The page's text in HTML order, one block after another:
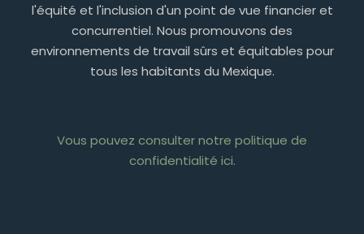
l'équité et l'inclusion d'un point de vue financier et
concurrentiel. Nous promouvons des
environnements de travail sûrs et équitables pour
tous les habitants du Mexique.
Vous pouvez consulter notre politique de
confidentialité ici.